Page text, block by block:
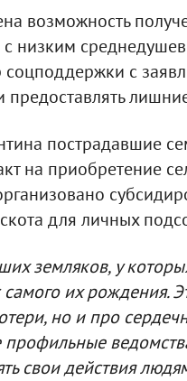
возможность
низким
соцподдержки с
предоставлять
пострадавшие
на приобретение
для личных
земляков, у
их рождения.
но и про
профильные
свои действия